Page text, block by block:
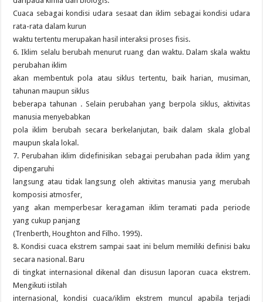
Cuaca sebagai kondisi udara sesaat dan iklim sebagai kondisi udara
rata-rata dalam kurun
waktu tertentu merupakan hasil interaksi proses fisis.
6. Iklim selalu berubah menurut ruang dan waktu. Dalam skala waktu
perubahan iklim
akan membentuk pola atau siklus tertentu, baik harian, musiman,
tahunan maupun siklus
beberapa tahunan . Selain perubahan yang berpola siklus, aktivitas
manusia menyebabkan
pola iklim berubah secara berkelanjutan, baik dalam skala global
maupun skala lokal.
7. Perubahan iklim didefinisikan sebagai perubahan pada iklim yang
dipengaruhi
langsung atau tidak langsung oleh aktivitas manusia yang merubah
komposisi atmosfer,
yang akan memperbesar keragaman iklim teramati pada periode
yang cukup panjang
(Trenberth, Houghton and Filho. 1995).
8. Kondisi cuaca ekstrem sampai saat ini belum memiliki definisi baku
secara nasional. Baru
di tingkat internasional dikenal dan disusun laporan cuaca ekstrem.
Mengikuti istilah
internasional, kondisi cuaca/iklim ekstrem muncul apabila terjadi